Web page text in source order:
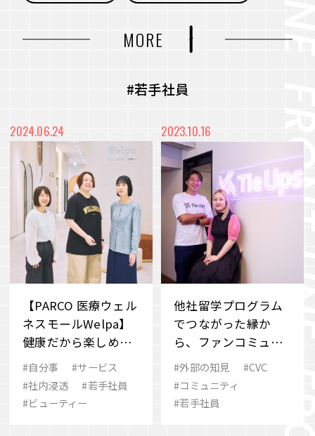
地）に― グループシナジーと地域連携で街の魅
未来をより良く、面白くするー 従業員のWillを
起点に、スタートアップ企業との共創を目指すC
VIEW MORE
#メタバース #Web3時代 #DX
#外部の知見 #アナザーアドレス
#ファッション #サブスクリプション
#自分事 #サービス #新規事業
VIEW MORE
#メディア
#産学連携 #端材再活用
#デベロッパー事業 #職場づくり
#障がい者雇用 #雇用促進 #地域共栄
#リユース #価値共創 #環境共生
#事業承継 #ブランドづくり
#サステナビリティ #若手社員
#クラウドファンディング #消費科学研究所
#歴史 #eスポーツ #ありたい姿
#2030 #SCARZ
MORE
#若手社員
2024.06.24
【PARCO 医療ウェル
ネスモールWelpa】
健康だから楽しめる
パルコ が女性たちへ
伝えたい“未病対
策”のこと
#自分事
#サービス
#社内浸透
#若手社員
#ビューティー
2023.10.16
他社留学プログラム
でつながった縁か
ら、ファンコミュニ
ティを共創する仲間
へ
#外部の知見
#CVC
#コミュニティ
#若手社員